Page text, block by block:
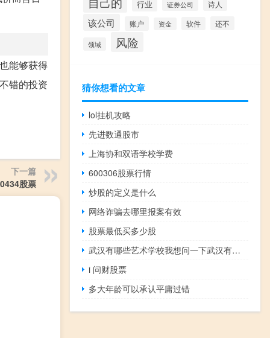
能够获得
错的投资
下一篇
股票
行业 证券公司 诗人
该公司 账户 资金 软件 还不
领域 风险
猜你想看的文章
lol挂机攻略
先进数通股市
上海协和双语学校学费
600306股票行情
炒股的定义是什么
网络诈骗去哪里报案有效
股票最低买多少股
武汉有哪些艺术学校我想问一下武汉有几个艺术
i 问财股票
多大年龄可以承认平庸过错